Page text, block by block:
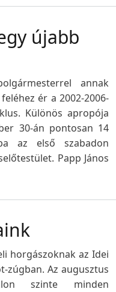
újabb
annak
ér a 2002-2006-
Különös apropója
30-án pontosan 14
az első szabadon
Papp János
horgászoknak az Idei
zúgban. Az augusztus
szinte minden